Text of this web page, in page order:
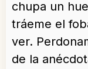
chupa un
tráeme el
ver.
de la